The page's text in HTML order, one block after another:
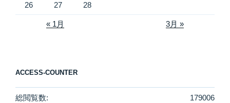
26 27 28
« 1月 3月 »
ACCESS-COUNTER
179006
総閲覧数: